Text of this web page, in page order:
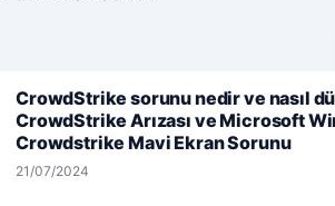
© 2026 Kimce – Güncel Haberler
deneyiminizi kişiselleştirmek ve geliştirmek
kullanıyoruz.Çerez Politikamız
CrowdStrike sorunu nedir ve nasıl
CrowdStrike Arızası ve Microsoft
Crowdstrike Mavi Ekran Sorunu
21/07/2024